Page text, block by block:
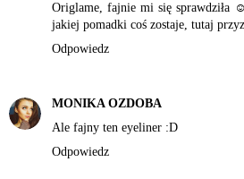
Origlame, fajnie mi się sprawdziła
jakiej pomadki coś zostaje, tutaj
Odpowiedz
MONIKA OZDOBA
Ale fajny ten eyeliner :D
Odpowiedz